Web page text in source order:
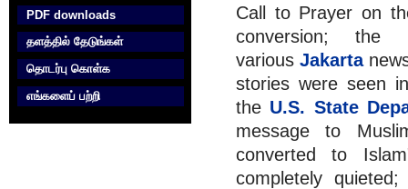
PDF downloads
தளத்தில் தேடுங்கள்
தொடர்பு கொள்க‌
எங்களைப் பற்றி
Call to Prayer on
conversion;
variousJakarta
stories were seen
the U.S. State
message to
converted to
completely